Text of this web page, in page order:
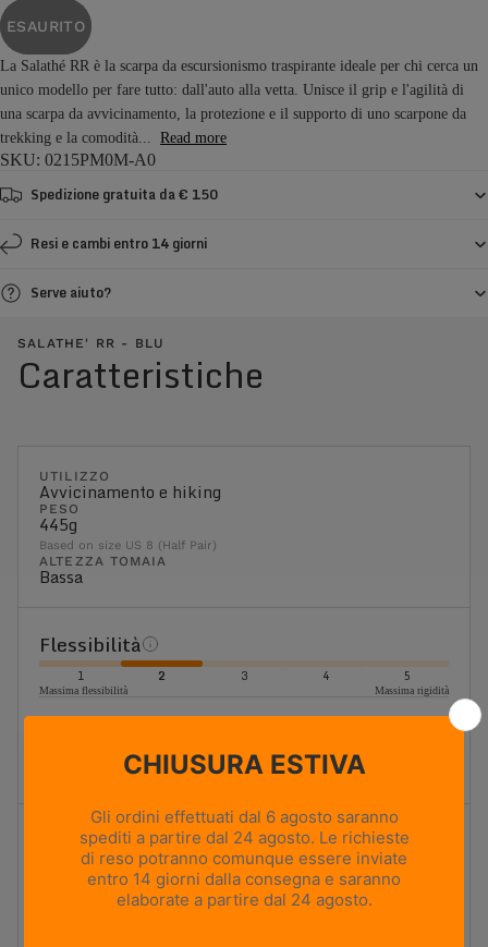
ESAURITO
La Salathé RR è la scarpa da escursionismo traspirante ideale per chi cerca un
unico modello per fare tutto: dall'auto alla vetta. Unisce il grip e l'agilità di
una scarpa da avvicinamento, la protezione e il supporto di uno scarpone da
trekking e la comodità... Read more
SKU: 0215PM0M-A0
Spedizione gratuita da € 150
Resi e cambi entro 14 giorni
Serve aiuto?
SALATHE' RR - BLU
Caratteristiche
UTILIZZO
Avvicinamento e hiking
PESO
445g
Based on size US 8 (Half Pair)
ALTEZZA TOMAIA
Bassa
Flessibilità
1 2 3 4 5
Massima flessibilità Massima rigidità
Flessibile
con un buon sostegno, ideale per le escursioni in giornata.
Ammortizzazione
2 4
Ammortizzazione minima Ammortizzazione massima